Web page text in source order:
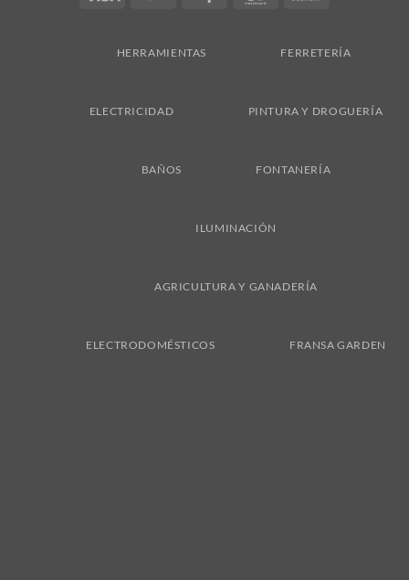
HERRAMIENTAS FERRETERÍA
ELECTRICIDAD PINTURA Y DROGUERÍA
BAÑOS FONTANERÍA
ILUMINACIÓN
AGRICULTURA Y GANADERÍA
ELECTRODOMÉSTICOS FRANSA GARDEN